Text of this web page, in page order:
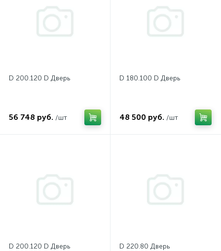
D 200.120 D Дверь
56 748 руб. /шт
D 180.100 D Дверь
48 500 руб. /шт
D 200.120 D Дверь D 220.80 Дверь